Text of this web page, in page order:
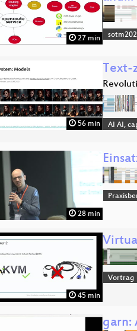
27 min
56 min
Text-
AI AI,
28 min
45 min
Vortrag
garn: